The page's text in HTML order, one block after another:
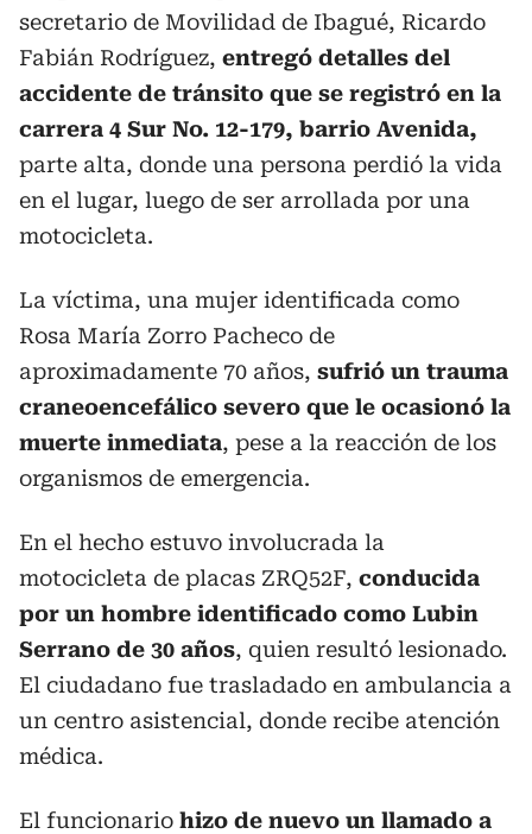
secretario de Movilidad de Ibagué, Ricardo
Fabián Rodríguez, entregó detalles del
accidente de tránsito que se registró en la
carrera 4 Sur No. 12-179, barrio Avenida,
parte alta, donde una persona perdió la vida
en el lugar, luego de ser arrollada por una
motocicleta.
La víctima, una mujer identificada como
Rosa María Zorro Pacheco de
aproximadamente 70 años, sufrió un trauma
craneoencefálico severo que le ocasionó la
muerte inmediata, pese a la reacción de los
organismos de emergencia.
En el hecho estuvo involucrada la
motocicleta de placas ZRQ52F, conducida
por un hombre identificado como Lubin
Serrano de 30 años, quien resultó lesionado.
El ciudadano fue trasladado en ambulancia a
un centro asistencial, donde recibe atención
médica.
El funcionario hizo de nuevo un llamado a